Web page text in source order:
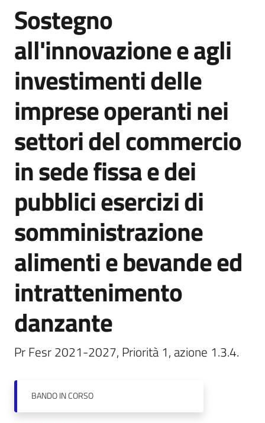
Programmi
strategie
Opportunità
Progetti
e
attività
Servizi
Comunicazione
partecipazione
Seguici
Salta al contenuto
Sostegno
all'innovazione e agli
investimenti delle
imprese operanti nei
settori del commercio
in sede fissa e dei
pubblici esercizi di
somministrazione
alimenti e bevande ed
intrattenimento
danzante
Pr Fesr 2021-2027, Priorità 1, azione 1.3.4.
BANDOIN CORSO